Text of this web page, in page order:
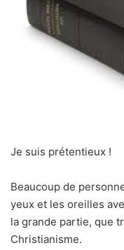
Je suis prétentieux !
Beaucoup de
yeux et les oreilles
la grande partie, que
Christianisme.